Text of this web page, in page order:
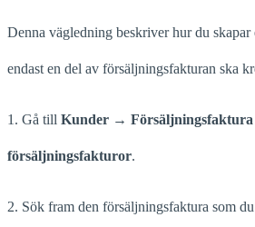
Denna vägledning beskriver hur du
endast en del av försäljningsfakturan ska
1. Gå till Kunder →
försäljningsfakturor.
2. Sök fram den försäljningsfaktura som